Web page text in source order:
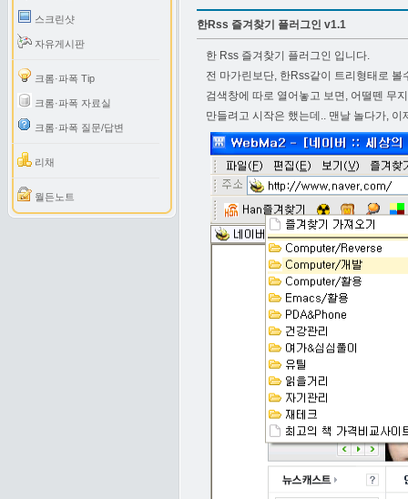
스크린샷
자유게시판
크롬·파폭 Tip
크롬·파폭 자료실
크롬·파폭 질문/답변
리채
월든노트
한Rss 즐겨찾기 플러그인 v1.1
한 Rss 즐겨찾기 플러그인 입니다.
전 마가린보단, 한Rss같이 트리형태로
검색창에 따로 열어놓고 보면, 어떨뗀 무
만들려고 시작은 했는데.. 맨날 놀다가, 이